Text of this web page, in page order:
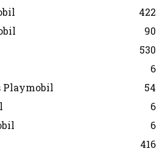
422
90
530
6
Playmobil
54
6
6
416